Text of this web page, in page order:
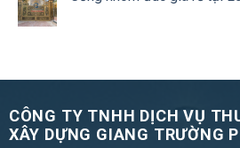
CÔNG TY TNHH DỊCH VỤ
XÂY DỰNG GIANG TRƯỜNG